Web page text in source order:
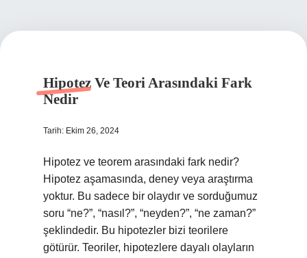
Hipotez Ve Teori Arasındaki Fark
Nedir
Tarih: Ekim 26, 2024
Hipotez ve teorem arasındaki fark nedir?
Hipotez aşamasında, deney veya araştırma
yoktur. Bu sadece bir olaydır ve sorduğumuz
soru “ne?”, “nasıl?”, “neyden?”, “ne zaman?”
şeklindedir. Bu hipotezler bizi teorilere
götürür. Teoriler, hipotezlere dayalı olayların